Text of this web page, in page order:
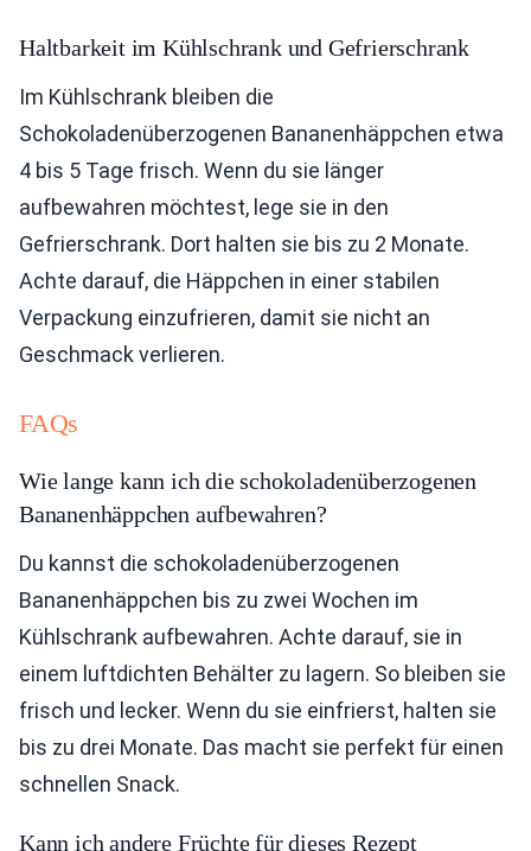
Haltbarkeit im Kühlschrank und Gefrierschrank
Im Kühlschrank bleiben die
Schokoladenüberzogenen Bananenhäppchen etwa
4 bis 5 Tage frisch. Wenn du sie länger
aufbewahren möchtest, lege sie in den
Gefrierschrank. Dort halten sie bis zu 2 Monate.
Achte darauf, die Häppchen in einer stabilen
Verpackung einzufrieren, damit sie nicht an
Geschmack verlieren.
FAQs
Wie lange kann ich die schokoladenüberzogenen
Bananenhäppchen aufbewahren?
Du kannst die schokoladenüberzogenen
Bananenhäppchen bis zu zwei Wochen im
Kühlschrank aufbewahren. Achte darauf, sie in
einem luftdichten Behälter zu lagern. So bleiben sie
frisch und lecker. Wenn du sie einfrierst, halten sie
bis zu drei Monate. Das macht sie perfekt für einen
schnellen Snack.
Kann ich andere Früchte für dieses Rezept